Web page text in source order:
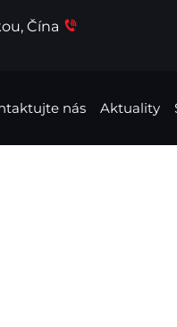
Čína
nás Aktuality